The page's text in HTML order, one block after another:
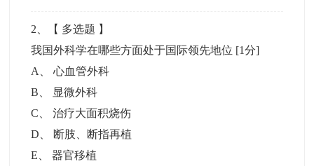
2 、【 多选题 】
我国外科学在哪些方面处于国际领先地位 [1分]
A
、心血管外科
B
显微外科
C 、治疗大面积烧伤
D
断肢、断指再植
E 、器官移植